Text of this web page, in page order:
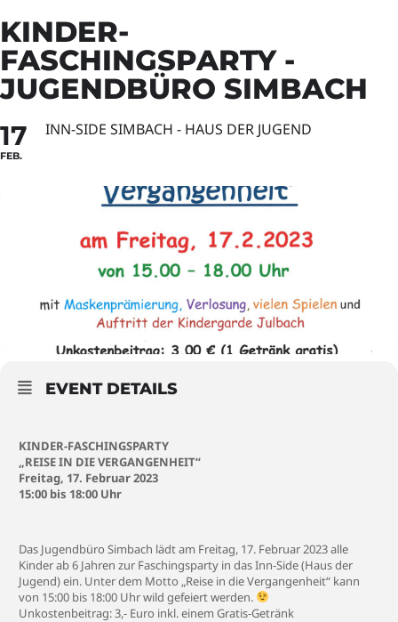
KINDER-
FASCHINGSPARTY -
JUGENDBÜRO SIMBACH
17
FEB.
INN-SIDE SIMBACH - HAUS DER JUGEND
EVENT DETAILS
KINDER-FASCHINGSPARTY
„REISE IN DIE VERGANGENHEIT“
Freitag, 17. Februar 2023
15:00 bis 18:00 Uhr
Das Jugendbüro Simbach lädt am Freitag, 17. Februar 2023 alle
Kinder ab 6 Jahren zur Faschingsparty in das Inn-Side (Haus der
Jugend) ein. Unter dem Motto „Reise in die Vergangenheit“ kann
von 15:00 bis 18:00 Uhr wild gefeiert werden.
Unkostenbeitrag: 3,- Euro inkl. einem Gratis-Getränk